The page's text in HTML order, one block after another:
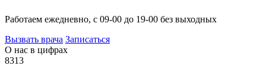
Работаем ежедневно, с 09-00 до 19-00 без выходных
Вызвать врача Записаться
О нас в цифрах
8313